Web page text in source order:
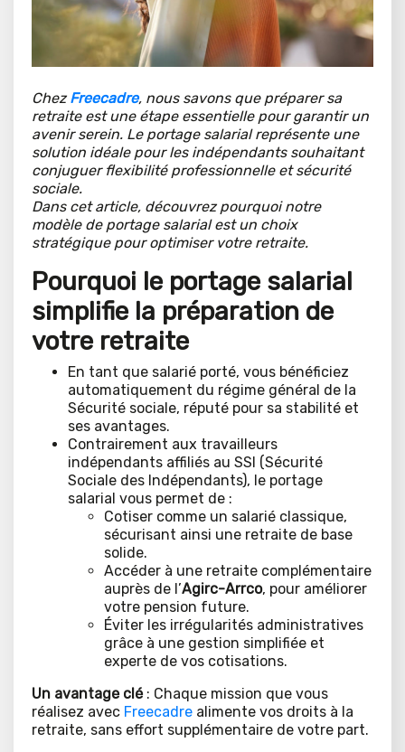
ChezFreecadre, nous savons que préparer sa
retraite est une étape essentielle pour garantir un
avenir serein. Le portage salarial représente une
solution idéale pour les indépendants souhaitant
conjuguer flexibilité professionnelle et sécurité
sociale.
Dans cet article, découvrez pourquoi notre
modèle de portage salarial est un choix
stratégique pour optimiser votre retraite.
Pourquoi le portage salarial
simplifie la préparation de
votre retraite
En tant que salarié porté, vous bénéficiez
automatiquement du régime général de la
Sécurité sociale, réputé pour sa stabilité et
ses avantages.
Contrairement aux travailleurs
indépendants affiliés au SSI (Sécurité
Sociale des Indépendants), le portage
salarial vous permet de :
Cotiser comme un salarié classique,
sécurisant ainsi une retraite de base
solide.
Accéder à une retraite complémentaire
auprès de l’Agirc-Arrco, pour améliorer
votre pension future.
Éviter les irrégularités administratives
grâce à une gestion simplifiée et
experte de vos cotisations.
Un avantage clé: Chaque mission que vous
réalisez avec Freecadre alimente vos droits à la
retraite, sans effort supplémentaire de votre part.